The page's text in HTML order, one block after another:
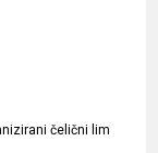
čelični lim